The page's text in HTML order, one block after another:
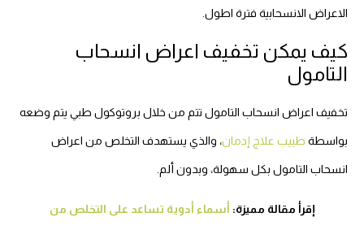
الاعراض الانسحابية فترة اطول.
كيف يمكن تخفيف اعراض انسحاب
التامول
تخفيف اعراض انسحاب التامول تتم من خلال بروتوكول طبي يتم وضعه
بواسطة طبيب علاج إدمان، والذي يستهدف التخلص من اعراض
انسحاب التامول بكل سهولة، وبدون ألم.
إقرأ مقالة مميزة: أسماء أدوية تساعد على التخلص من